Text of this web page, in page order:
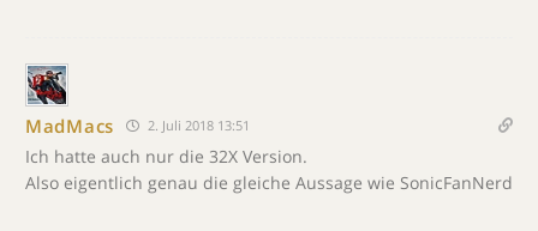
MadMacs 2. Juli 2018 13:51
Ich hatte auch nur die 32X Version.
Also eigentlich genau die gleiche Aussage wie SonicFanNerd